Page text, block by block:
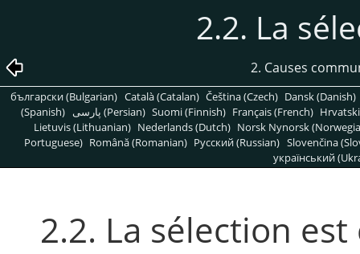
2.2. La
2. Causes
български (Bulgarian) Català (Catalan) Čeština (Czech) Dansk (Danish)
(Spanish)
پارسی (Persian) Suomi (Finnish) Français (French)
Lietuvis (Lithuanian) Nederlands (Dutch) Norsk Nynorsk
Portuguese) Română (Romanian) Pусский (Russian) Slovenčina
український
2.2. La sélection est